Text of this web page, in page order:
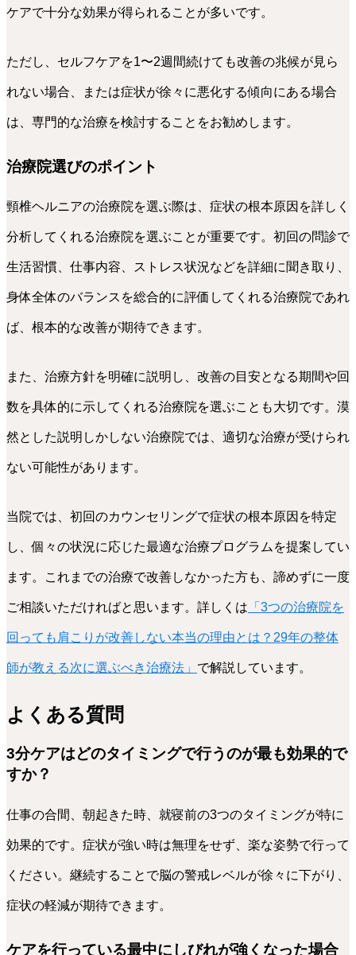
ケアで十分な効果が得られることが多いです。
ただし、セルフケアを1〜2週間続けても改善の兆候が見ら
れない場合、または症状が徐々に悪化する傾向にある場合
は、専門的な治療を検討することをお勧めします。
治療院選びのポイント
頸椎ヘルニアの治療院を選ぶ際は、症状の根本原因を詳しく
分析してくれる治療院を選ぶことが重要です。初回の問診で
生活習慣、仕事内容、ストレス状況などを詳細に聞き取り、
身体全体のバランスを総合的に評価してくれる治療院であれ
ば、根本的な改善が期待できます。
また、治療方針を明確に説明し、改善の目安となる期間や回
数を具体的に示してくれる治療院を選ぶことも大切です。漠
然とした説明しかしない治療院では、適切な治療が受けられ
ない可能性があります。
当院では、初回のカウンセリングで症状の根本原因を特定
し、個々の状況に応じた最適な治療プログラムを提案してい
ます。これまでの治療で改善しなかった方も、諦めずに一度
ご相談いただければと思います。詳しくは 「3つの治療院を
回っても肩こりが改善しない本当の理由とは？29年の整体
師が教える次に選ぶべき治療法」 で解説しています。
よくある質問
3分ケアはどのタイミングで行うのが最も効果的で
すか？
仕事の合間、朝起きた時、就寝前の3つのタイミングが特に
効果的です。症状が強い時は無理をせず、楽な姿勢で行って
ください。継続することで脳の警戒レベルが徐々に下がり、
症状の軽減が期待できます。
ケアを行っている最中にしびれが強くなった場合